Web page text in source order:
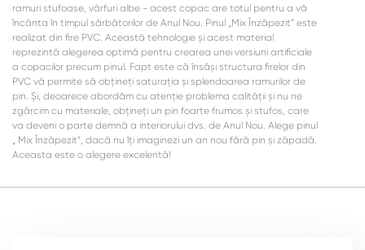
ramuri stufoase, vârfuri albe - acest copac are totul pentru a vă
încânta în timpul sărbătorilor de Anul Nou. Pinul „Mix Înzăpezit” este
realizat din fire PVC. Această tehnologie și acest material
reprezintă alegerea optimă pentru crearea unei versiuni artificiale
a copacilor precum pinul. Fapt este că însăși structura firelor din
PVC vă permite să obțineți saturația și splendoarea ramurilor de
pin. Și, deoarece abordăm cu atenție problema calității și nu ne
zgârcim cu materiale, obțineți un pin foarte frumos și stufos, care
va deveni o parte demnă a interiorului dvs. de Anul Nou. Alege pinul
„ Mix Înzăpezit”, dacă nu îți imaginezi un an nou fără pin și zăpadă.
Aceasta este o alegere excelentă!